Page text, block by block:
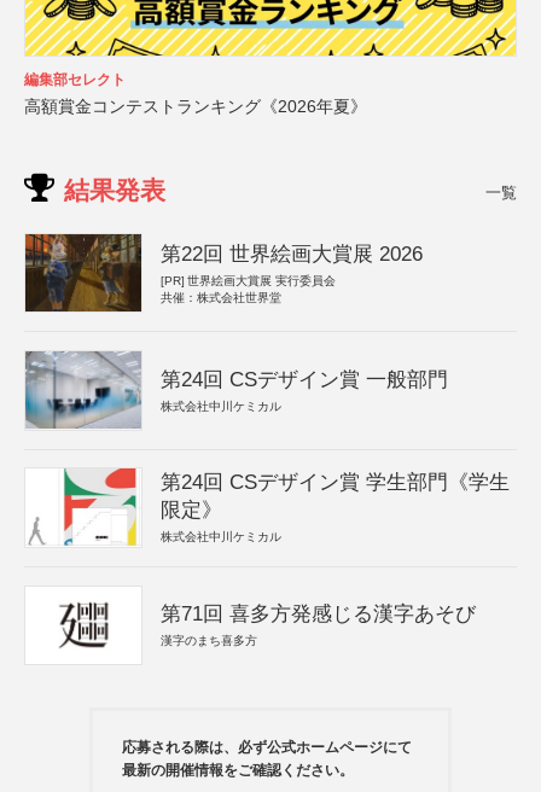
編集部セレクト
高額賞金コンテストランキング《2026年夏》
結果発表 一覧
第22回 世界絵画大賞展 2026
[PR] 世界絵画大賞展 実行委員会
共催：株式会社世界堂
第24回 CSデザイン賞 一般部門
株式会社中川ケミカル
第24回 CSデザイン賞 学生部門《学生
限定》
株式会社中川ケミカル
第71回 喜多方発感じる漢字あそび
漢字のまち喜多方
応募される際は、必ず公式ホームページにて
最新の開催情報をご確認ください。